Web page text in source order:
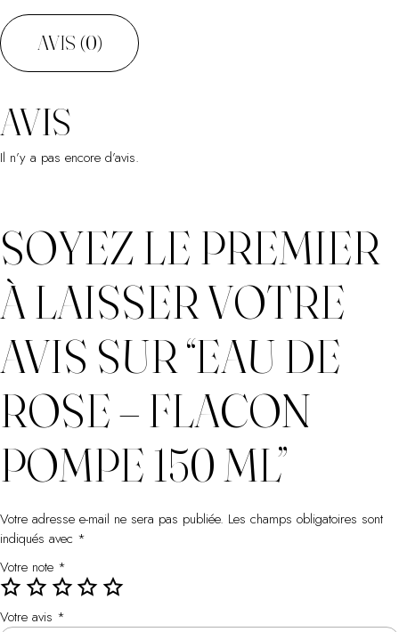
Flacon
Pompe
150
ml
AVIS (0)
AVIS
Il n’y a pas encore d’avis.
SOYEZ LE PREMIER
À LAISSER VOTRE
AVIS SUR “EAU DE
ROSE – FLACON
POMPE 150 ML”
Votre adresse e-mail ne sera pas publiée. Les champs obligatoires sont
indiqués avec *
Votre note *
Votre avis *